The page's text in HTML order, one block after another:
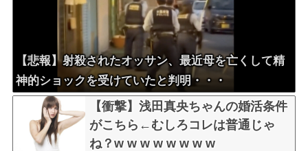
【悲報】射殺されたオッサン、最近母を亡くして精
神的ショックを受けていたと判明・・・
【衝撃】浅田真央ちゃんの婚活条件
がこちら←むしろコレは普通じゃ
ね？w w w w w w w w